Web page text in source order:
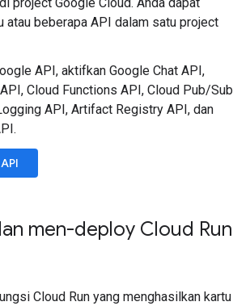
atau beberapa API dalam satu project
API, aktifkan Google Chat API,
Cloud Functions API, Cloud Pub/Sub
API, Artifact Registry API, dan
men-deploy Cloud Run
Cloud Run yang menghasilkan kartu